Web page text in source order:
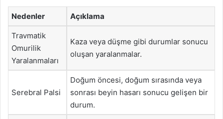
Nedenler Açıklama
Travmatik
Omurilik
Yaralanmaları
Kaza veya düşme gibi durumlar sonucu
oluşan yaralanmalar.
Serebral Palsi
Doğum öncesi, doğum sırasında veya
sonrası beyin hasarı sonucu gelişen bir
durum.